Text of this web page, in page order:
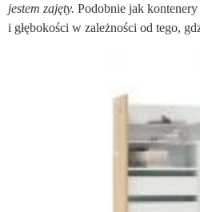
jestem zajęty. Podobnie jak
i głębokości w zależności od tego,